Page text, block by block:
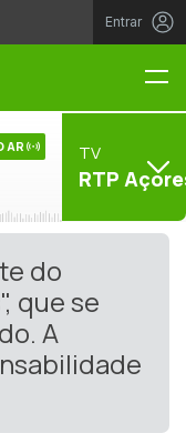
Entrar
AR TV
RTP
do
que se
A